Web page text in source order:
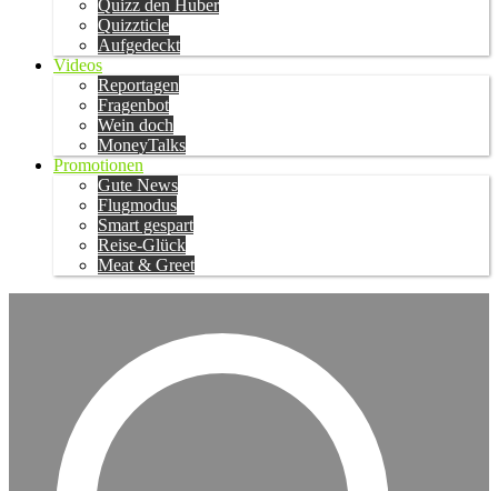
Quizz den Huber
Quizzticle
Aufgedeckt
Videos
Reportagen
Fragenbot
Wein doch
MoneyTalks
Promotionen
Gute News
Flugmodus
Smart gespart
Reise-Glück
Meat & Greet